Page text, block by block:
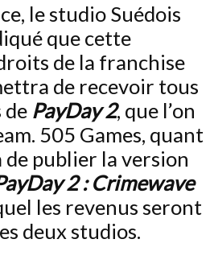
le studio Suédois
que cette
de la franchise
de recevoir tous
de PayDay 2, que l’on
505 Games, quant
publier la version
2 : Crimewave
les revenus seront
deux studios.